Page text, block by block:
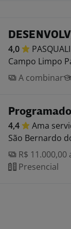
4,0 PASQUALI
Campo Limpo
A combinar
4,4 Ama
São Bernardo
R$ 11.000,00
Presencial